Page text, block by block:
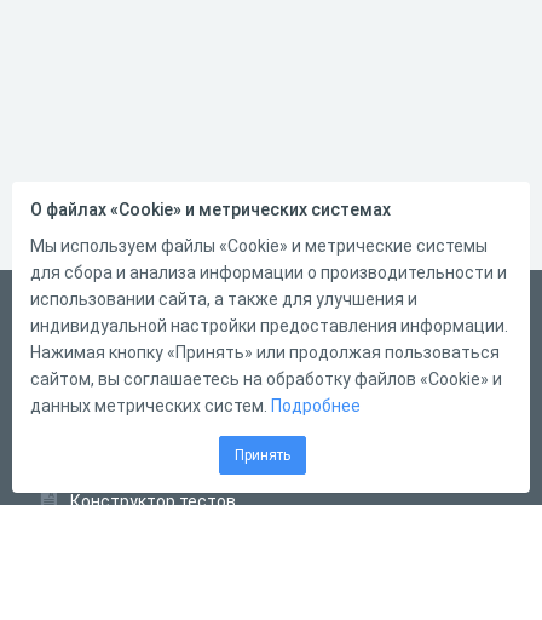
Русский
Справка
Форма обратной связи
Конструктор тестов
О файлах «Cookie» и метрических системах
Мы используем файлы «Cookie» и метрические системы
для сбора и анализа информации о производительности и
использовании сайта, а также для улучшения и
индивидуальной настройки предоставления информации.
Нажимая кнопку «Принять» или продолжая пользоваться
сайтом, вы соглашаетесь на обработку файлов «Cookie» и
данных метрических систем. Подробнее
Принять